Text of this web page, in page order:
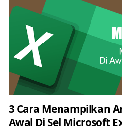
3 Cara Menampilkan
Awal Di Sel Microsoft